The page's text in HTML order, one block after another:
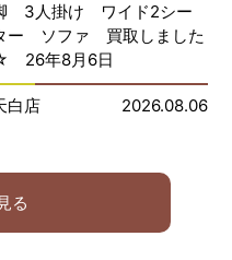
3人掛け ワイド2シー
ー ソファ 買取しました
26年8月6日
白店 2026.08.06
る